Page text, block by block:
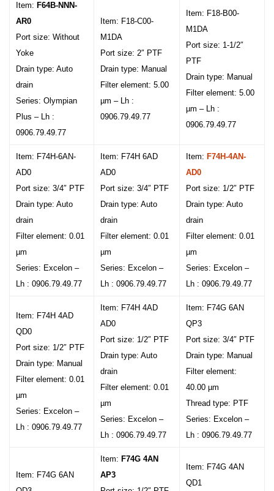
Item: F64B-NNN-
AR0
Port size: Without
Yoke
Drain type: Auto
drain
Series: Olympian
Plus – Lh :
0906.79.49.77
Item: F18-C00-
M1DA
Port size: 2″ PTF
Drain type: Manual
Filter element: 5.00
µm – Lh :
0906.79.49.77
Item: F18-B00-
M1DA
Port size: 1-1/2″
PTF
Drain type: Manual
Filter element: 5.00
µm – Lh :
0906.79.49.77
Item: F74H-6AN-
AD0
Port size: 3/4″ PTF
Drain type: Auto
drain
Filter element: 0.01
µm
Series: Excelon –
Lh : 0906.79.49.77
Item: F74H 6AD
AD0
Port size: 3/4″ PTF
Drain type: Auto
drain
Filter element: 0.01
µm
Series: Excelon –
Lh : 0906.79.49.77
Item: F74H-4AN-
AD0
Port size: 1/2″ PTF
Drain type: Auto
drain
Filter element: 0.01
µm
Series: Excelon –
Lh : 0906.79.49.77
Item: F74H 4AD
QD0
Port size: 1/2″ PTF
Drain type: Manual
Filter element: 0.01
µm
Series: Excelon –
Lh : 0906.79.49.77
Item: F74H 4AD
AD0
Port size: 1/2″ PTF
Drain type: Auto
drain
Filter element: 0.01
µm
Series: Excelon –
Lh : 0906.79.49.77
Item: F74G 6AN
QP3
Port size: 3/4″ PTF
Drain type: Manual
Filter element:
40.00 µm
Thread type: PTF
Series: Excelon –
Lh : 0906.79.49.77
Item: F74G 6AN
Item: F74G 4AN
AP3
Item: F74G 4AN
QD1